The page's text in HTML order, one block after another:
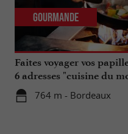
Faites voyager vos
6 adresses "cuisine du
764 m - Bordeaux
Gourmande